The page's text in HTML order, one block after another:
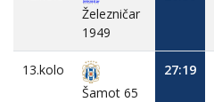
Železničar
1949
13.kolo
Šamot 65
27:19